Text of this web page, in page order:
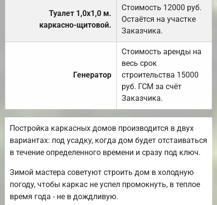
Туалет 1,0х1,0 м.
каркасно-щитовой.
Стоимость 12000 руб.
Остаётся на участке
Заказчика.
Генератор
Стоимость аренды на
весь срок
строительства 15000
руб. ГСМ за счёт
Заказчика.
Постройка каркасных домов производится в двух
вариантах: под усадку, когда дом будет отстаиваться
в течение определенного времени и сразу под ключ.
Зимой мастера советуют строить дом в холодную
погоду, чтобы каркас не успел промокнуть, в теплое
время года - не в дождливую.